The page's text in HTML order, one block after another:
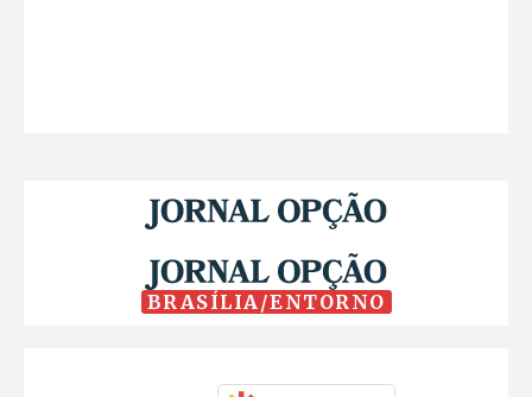
BRASÍLIA/ENTORNO